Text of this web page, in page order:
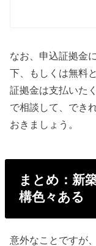
なお、申込証拠金
下、もしくは無料
証拠金は支払いた
で相談して、でき
おきましょう。
まとめ：新
構色々ある
意外なことですが